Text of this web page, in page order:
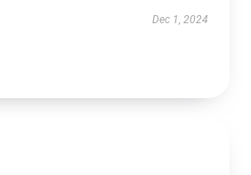
Dec 1, 2024